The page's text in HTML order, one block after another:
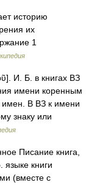
историю
их
1
И. Б. в книгах ВЗ
имени коренным
имен. В ВЗ к имени
знаку или
Писание книга,
книги
(вместе с